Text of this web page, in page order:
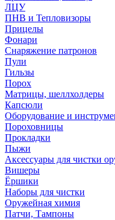
ЛЦУ
ПНВ и Тепловизоры
Прицелы
Фонари
Снаряжение патронов
Пули
Гильзы
Порох
Матрицы, шеллхолдеры
Капсюли
Оборудование и
Пороховницы
Прокладки
Пыжи
Аксессуары для чистки
Вишеры
Ёршики
Наборы для чистки
Оружейная химия
Патчи, Тампоны